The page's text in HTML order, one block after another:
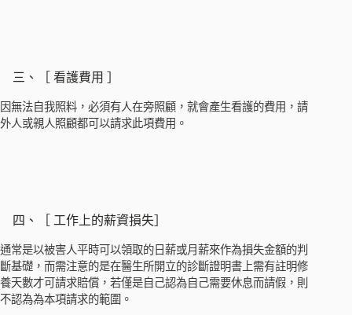
三、［ 看護費用 ］
因無法自我照料，必須有人在旁照顧，就會產生看護的費用，請
外人或親人照顧都可以請求此項費用。
四、［ 工作上的薪資損失］
通常是以被害人平時可以領取的日薪或月薪來作為損失金額的判
斷基礎，而需注意的是在醫生所開立的診斷證明書上需有註明修
養天數才可請求賠償，若僅是自己認為自己需要休息而請假，則
不認為為本項請求的範圍。